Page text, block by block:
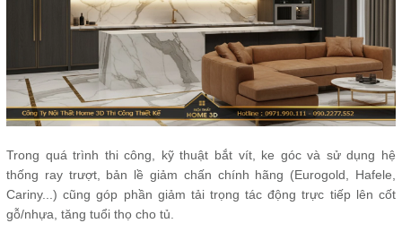
Trong quá trình thi công, kỹ thuật bắt vít, ke góc và sử dụng hệ
thống ray trượt, bản lề giảm chấn chính hãng (Eurogold, Hafele,
Cariny...) cũng góp phần giảm tải trọng tác động trực tiếp lên cốt
gỗ/nhựa, tăng tuổi thọ cho tủ.